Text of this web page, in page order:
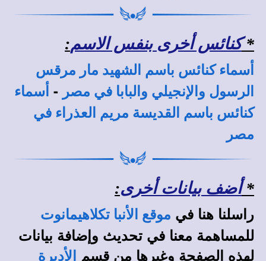
*كنائس أخرى بنفس الاسم:
أسماء كنائس باسم الشهيد مار مرقس
الرسول والإنجيلي والبابا في مصر - أسماء
كنائس باسم القديسة مريم العذراء في
مصر
*أضف بيانات أخرى:
راسلنا هنا في موقع الأنبا تكلاهيمانوت
للمساهمة معنا في تحديث وإضافة بيانات
لهذه الصفحة وغيرها من قسم
الأديرة